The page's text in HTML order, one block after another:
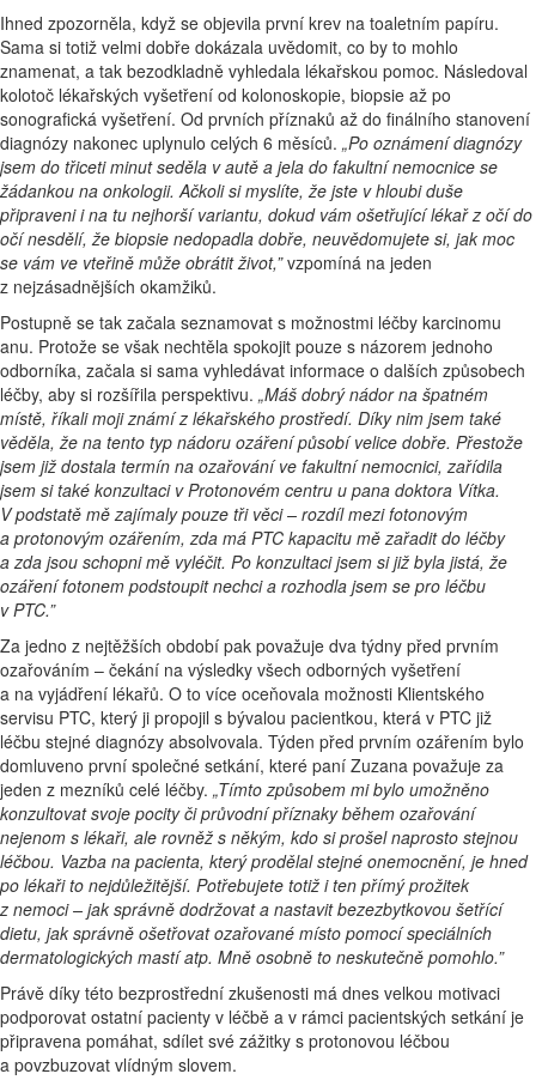
Ihned zpozorněla, když se objevila první krev na toaletním papíru.
Sama si totiž velmi dobře dokázala uvědomit, co by to mohlo
znamenat, a tak bezodkladně vyhledala lékařskou pomoc. Následoval
kolotoč lékařských vyšetření od kolonoskopie, biopsie až po
sonografická vyšetření. Od prvních příznaků až do finálního stanovení
diagnózy nakonec uplynulo celých 6 měsíců. „Po oznámení diagnózy
jsem do třiceti minut seděla v autě a jela do fakultní nemocnice se
žádankou na onkologii. Ačkoli si myslíte, že jste v hloubi duše
připraveni i na tu nejhorší variantu, dokud vám ošetřující lékař z očí do
očí nesdělí, že biopsie nedopadla dobře, neuvědomujete si, jak moc
se vám ve vteřině může obrátit život,”vzpomíná na jeden
z nejzásadnějších okamžiků.
Postupně se tak začala seznamovat s možnostmi léčby karcinomu
anu. Protože se však nechtěla spokojit pouze s názorem jednoho
odborníka, začala si sama vyhledávat informace o dalších způsobech
léčby, aby si rozšířila perspektivu. „Máš dobrý nádor na špatném
místě, říkali moji známí z lékařského prostředí. Díky nim jsem také
věděla, že na tento typ nádoru ozáření působí velice dobře. Přestože
jsem již dostala termín na ozařování ve fakultní nemocnici, zařídila
jsem si také konzultaci v Protonovém centru u pana doktora Vítka.
V podstatě mě zajímaly pouze tři věci – rozdíl mezi fotonovým
a protonovým ozářením, zda má PTC kapacitu mě zařadit do léčby
a zda jsou schopni mě vyléčit. Po konzultaci jsem si již byla jistá, že
ozáření fotonem podstoupit nechci a rozhodla jsem se pro léčbu
v PTC.”
Za jedno z nejtěžších období pak považuje dva týdny před prvním
ozařováním – čekání na výsledky všech odborných vyšetření
a na vyjádření lékařů. O to více oceňovala možnosti Klientského
servisu PTC, který ji propojil s bývalou pacientkou, která v PTC již
léčbu stejné diagnózy absolvovala. Týden před prvním ozářením bylo
domluveno první společné setkání, které paní Zuzana považuje za
jeden z mezníků celé léčby. „Tímto způsobem mi bylo umožněno
konzultovat svoje pocity či průvodní příznaky během ozařování
nejenom s lékaři, ale rovněž s někým, kdo si prošel naprosto stejnou
léčbou. Vazba na pacienta, který prodělal stejné onemocnění, je hned
po lékaři to nejdůležitější. Potřebujete totiž i ten přímý prožitek
z nemoci – jak správně dodržovat a nastavit bezezbytkovou šetřící
dietu, jak správně ošetřovat ozařované místo pomocí speciálních
dermatologických mastí atp. Mně osobně to neskutečně pomohlo.”
Právě díky této bezprostřední zkušenosti má dnes velkou motivaci
podporovat ostatní pacienty v léčbě a v rámci pacientských setkání je
připravena pomáhat, sdílet své zážitky s protonovou léčbou
a povzbuzovat vlídným slovem.